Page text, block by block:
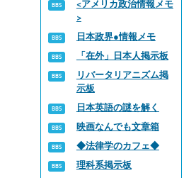
<アメリカ政治情報メモ
>
日本政界●情報メモ
「在外」日本人掲示板
リバータリアニズム掲
示板
日本英語の謎を解く
映画なんでも文章箱
◆法律学のカフェ◆
理科系掲示板